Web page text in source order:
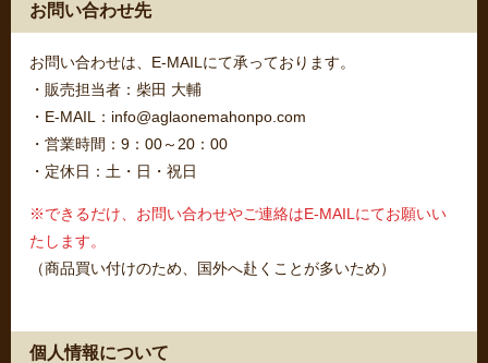
お問い合わせ先
お問い合わせは、E-MAILにて承っております。
・販売担当者：柴田 大輔
・E-MAIL：info@aglaonemahonpo.com
・営業時間：9：00～20：00
・定休日：土・日・祝日
※できるだけ、お問い合わせやご連絡はE-MAILにてお願いい
たします。
（商品買い付けのため、国外へ赴くことが多いため）
個人情報について